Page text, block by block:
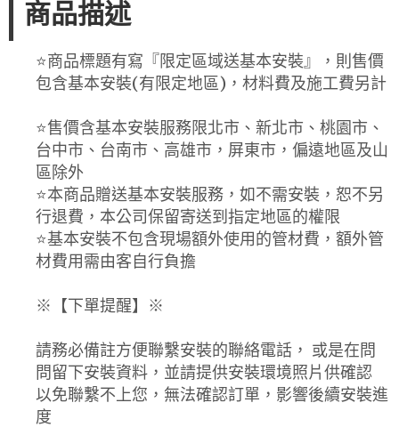
商品描述
⭐️商品標題有寫『限定區域送基本安裝』，則售價
包含基本安裝(有限定地區)，材料費及施工費另計
⭐️售價含基本安裝服務限北市、新北市、桃園市、
台中市、台南市、高雄市，屏東市，偏遠地區及山
區除外
⭐️本商品贈送基本安裝服務，如不需安裝，恕不另
行退費，本公司保留寄送到指定地區的權限
⭐️基本安裝不包含現場額外使用的管材費，額外管
材費用需由客自行負擔
※【下單提醒】※
請務必備註方便聯繫安裝的聯絡電話， 或是在問
問留下安裝資料，並請提供安裝環境照片供確認
以免聯繫不上您，無法確認訂單，影響後續安裝進
度